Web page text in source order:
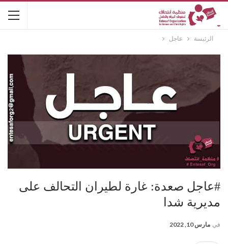
الرئيسة عاجل
#عاجل صعدة: غارة لطيران التحالف على
مديرية شدا
في مارس 10, 2022